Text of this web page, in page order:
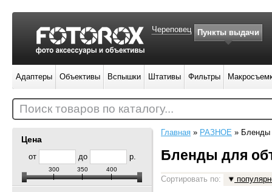
Цена
от до р.
300 350 400
Главная » РАЗНОЕ » Бленды
Бленды для
Сортировать по:
Череповец Пункты выдачи
Адаптеры Объективы Вспышки Штативы Фильтры
Поиск товаров по каталогу...